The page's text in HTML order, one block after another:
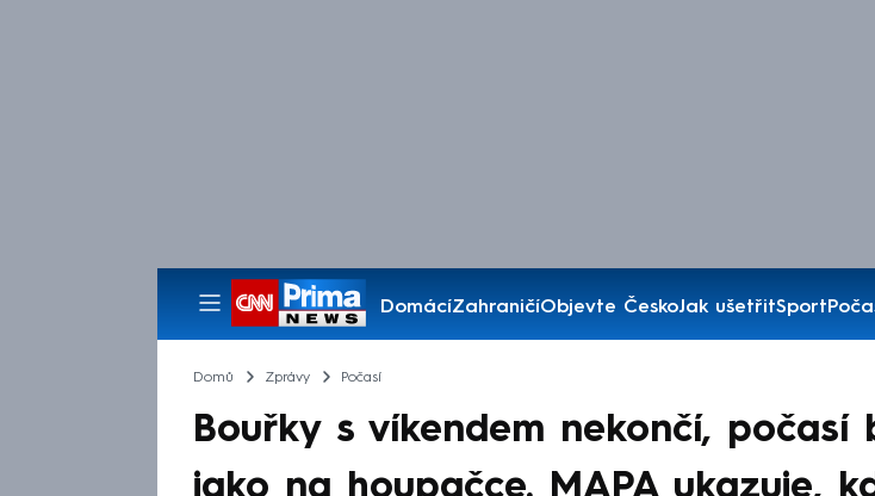
DomácíZahraničíObjevte ČeskoJak ušetřitSport
Pořady
Domů Zprávy Počasí
Bouřky s víkendem nekončí, počasí
jako na houpačce. MAPA ukazuje,